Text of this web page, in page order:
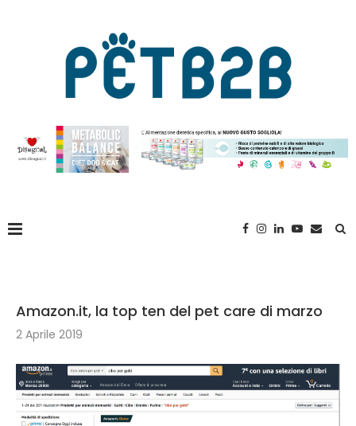
Amazon.it, la top ten del pet care di marzo
2 Aprile 2019